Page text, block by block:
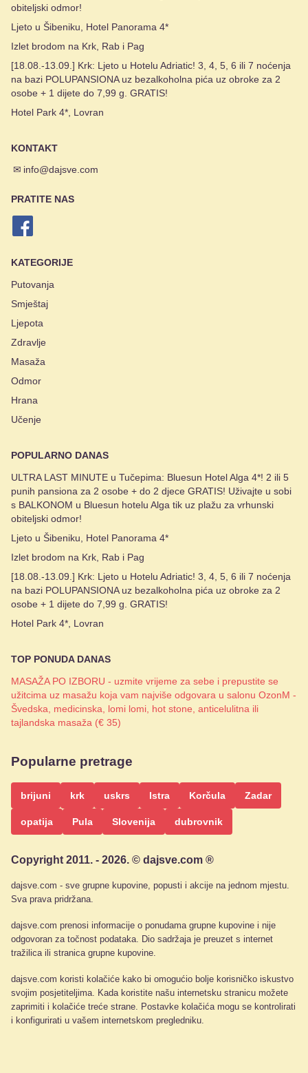
obiteljski odmor!
Ljeto u Šibeniku, Hotel Panorama 4*
Izlet brodom na Krk, Rab i Pag
[18.08.-13.09.] Krk: Ljeto u Hotelu Adriatic! 3, 4, 5, 6 ili 7 noćenja
na bazi POLUPANSIONA uz bezalkoholna pića uz obroke za 2
osobe + 1 dijete do 7,99 g. GRATIS!
Hotel Park 4*, Lovran
KONTAKT
✉ info@dajsve.com
PRATITE NAS
KATEGORIJE
Putovanja
Smještaj
Ljepota
Zdravlje
Masaža
Odmor
Hrana
Učenje
POPULARNO DANAS
ULTRA LAST MINUTE u Tučepima: Bluesun Hotel Alga 4*! 2 ili 5
punih pansiona za 2 osobe + do 2 djece GRATIS! Uživajte u sobi
s BALKONOM u Bluesun hotelu Alga tik uz plažu za vrhunski
obiteljski odmor!
Ljeto u Šibeniku, Hotel Panorama 4*
Izlet brodom na Krk, Rab i Pag
[18.08.-13.09.] Krk: Ljeto u Hotelu Adriatic! 3, 4, 5, 6 ili 7 noćenja
na bazi POLUPANSIONA uz bezalkoholna pića uz obroke za 2
osobe + 1 dijete do 7,99 g. GRATIS!
Hotel Park 4*, Lovran
TOP PONUDA DANAS
MASAŽA PO IZBORU - uzmite vrijeme za sebe i prepustite se
užitcima uz masažu koja vam najviše odgovara u salonu OzonM -
Švedska, medicinska, lomi lomi, hot stone, anticelulitna ili
tajlandska masaža (€ 35)
Popularne pretrage
brijuni krk uskrs Istra Korčula Zadar
opatija Pula Slovenija dubrovnik
Copyright 2011. - 2026. © dajsve.com ®
dajsve.com - sve grupne kupovine, popusti i akcije na jednom mjestu.
Sva prava pridržana.
dajsve.com prenosi informacije o ponudama grupne kupovine i nije
odgovoran za točnost podataka. Dio sadržaja je preuzet s internet
tražilica ili stranica grupne kupovine.
dajsve.com koristi kolačiće kako bi omogućio bolje korisničko iskustvo
svojim posjetiteljima. Kada koristite našu internetsku stranicu možete
zaprimiti i kolačiće treće strane. Postavke kolačića mogu se kontrolirati
i konfigurirati u vašem internetskom pregledniku.